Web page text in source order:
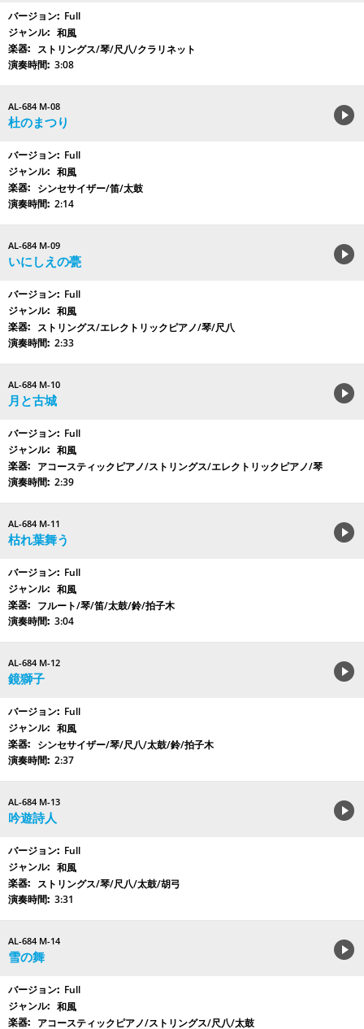
Full
和風
ストリングス/琴/尺八/クラリネット
3:08
AL-684 M-08
杜のまつり
Full
和風
シンセサイザー/笛/太鼓
2:14
AL-684 M-09
いにしえの甍
Full
和風
ストリングス/エレクトリックピアノ/琴/尺八
2:33
AL-684 M-10
月と古城
Full
和風
アコースティックピアノ/ストリングス/エレクトリックピアノ/琴
2:39
AL-684 M-11
枯れ葉舞う
Full
和風
フルート/琴/笛/太鼓/鈴/拍子木
3:04
AL-684 M-12
鏡獅子
Full
和風
シンセサイザー/琴/尺八/太鼓/鈴/拍子木
2:37
AL-684 M-13
吟遊詩人
Full
和風
ストリングス/琴/尺八/太鼓/胡弓
3:31
AL-684 M-14
雪の舞
Full
和風
アコースティックピアノ/ストリングス/尺八/太鼓